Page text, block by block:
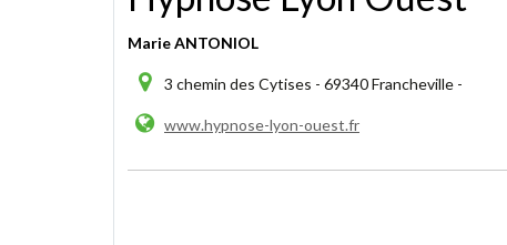
Marie ANTONIOL
3 chemin des Cytises - 69340 Francheville -
www.hypnose-lyon-ouest.fr